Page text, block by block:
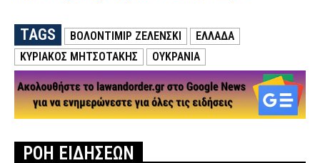
TAGS ΒΟΛΟΝΤΙΜΙΡ ΖΕΛΕΝΣΚΙ
ΕΛΛΑΔΑ
ΚΥΡΙΑΚΟΣ ΜΗΤΣΟΤΑΚΗΣ
ΟΥΚΡΑΝΙΑ
ΡΟΗ ΕΙΔΗΣΕΩΝ